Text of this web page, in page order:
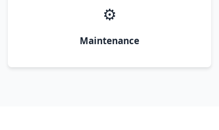
⚙️
Maintenance